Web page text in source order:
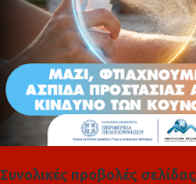
Συνολικές προβολές σελίδας